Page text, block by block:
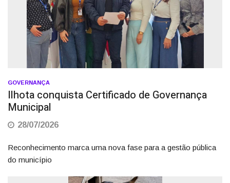
GOVERNANÇA
Ilhota conquista Certificado de Governança
Municipal
28/07/2026
Reconhecimento marca uma nova fase para a gestão pública
do município